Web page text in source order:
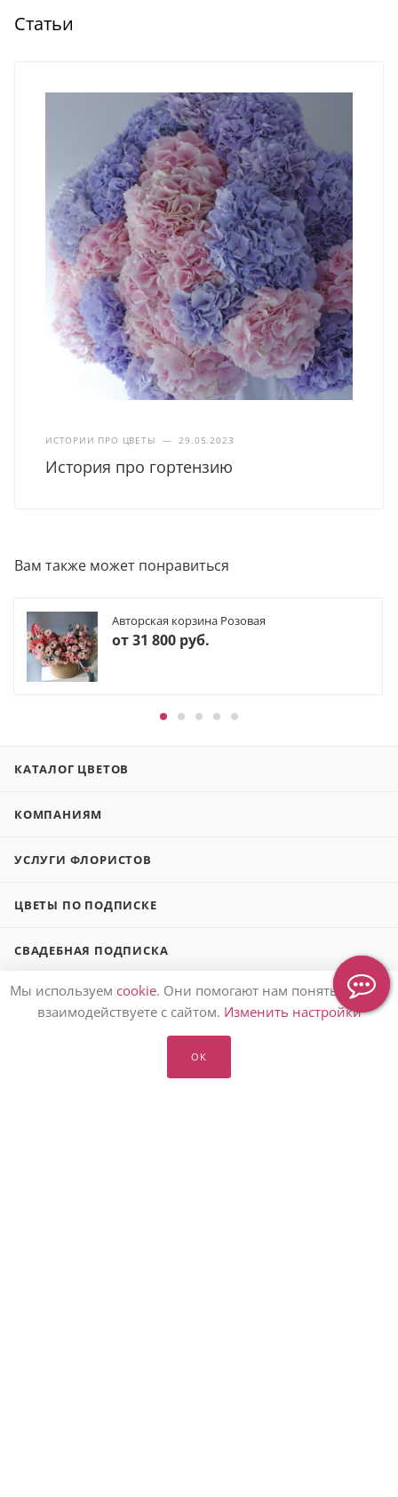
Статьи
ИСТОРИИ ПРО ЦВЕТЫ — 29.05.2023
История про гортензию
Вам также может понравиться
Авторская корзина Розовая
от31 800 руб.
КАТАЛОГ ЦВЕТОВ
КОМПАНИЯМ
УСЛУГИ ФЛОРИСТОВ
ЦВЕТЫ ПО ПОДПИСКЕ
СВАДЕБНАЯ ПОДПИСКА
БЛОГ О ЦВЕТАХ
Мы используем cookie. Они помогают нам понять, как вы
взаимодействуете с сайтом. Изменить настройки
ОК